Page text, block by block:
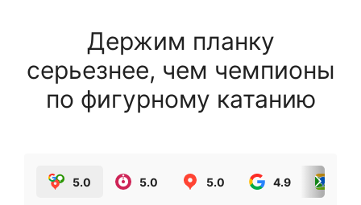
Держим планку
серьезнее, чем чемпионы
по фигурному катанию
5.0 5.0 5.0 4.9